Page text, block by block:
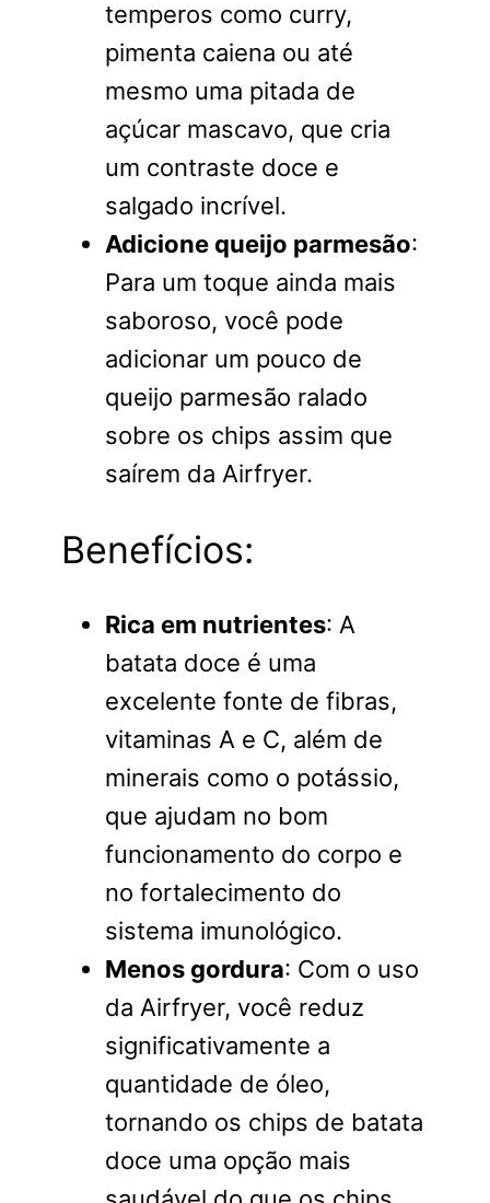
temperos como curry,
pimenta caiena ou até
mesmo uma pitada de
açúcar mascavo, que cria
um contraste doce e
salgado incrível.
Adicione queijo parmesão:
Para um toque ainda mais
saboroso, você pode
adicionar um pouco de
queijo parmesão ralado
sobre os chips assim que
saírem da Airfryer.
Benefícios:
Rica em nutrientes: A
batata doce é uma
excelente fonte de fibras,
vitaminas A e C, além de
minerais como o potássio,
que ajudam no bom
funcionamento do corpo e
no fortalecimento do
sistema imunológico.
Menos gordura: Com o uso
da Airfryer, você reduz
significativamente a
quantidade de óleo,
tornando os chips de batata
doce uma opção mais